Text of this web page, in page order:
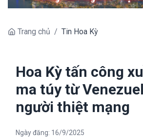
Trang chủ / Tin Hoa Kỳ
Hoa Kỳ tấn công
ma túy từ
người thiệt mạng
Ngày đăng: 16/9/2025